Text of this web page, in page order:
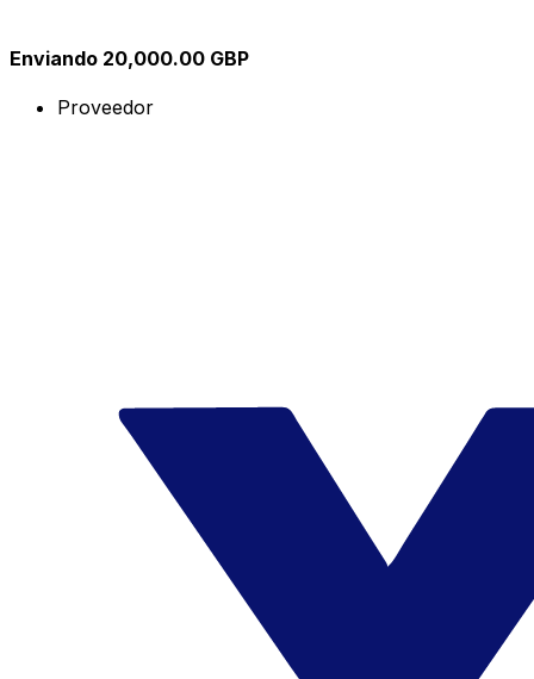
Enviando 20,000.00 GBP
Proveedor